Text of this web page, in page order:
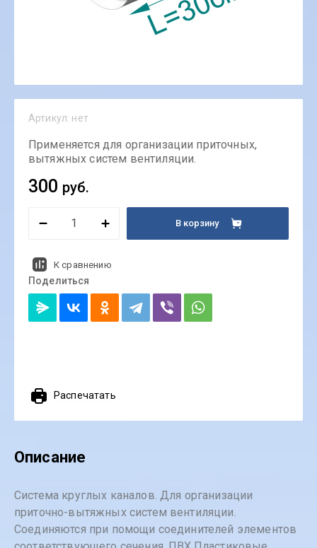
Артикул: нет
Применяется для организации приточных,
вытяжных систем вентиляции.
300 руб.
В корзину
К сравнению
Поделиться
Распечатать
Описание
Система круглых каналов. Для организации
приточно-вытяжных систем вентиляции.
Соединяются при помощи соединителей элементов